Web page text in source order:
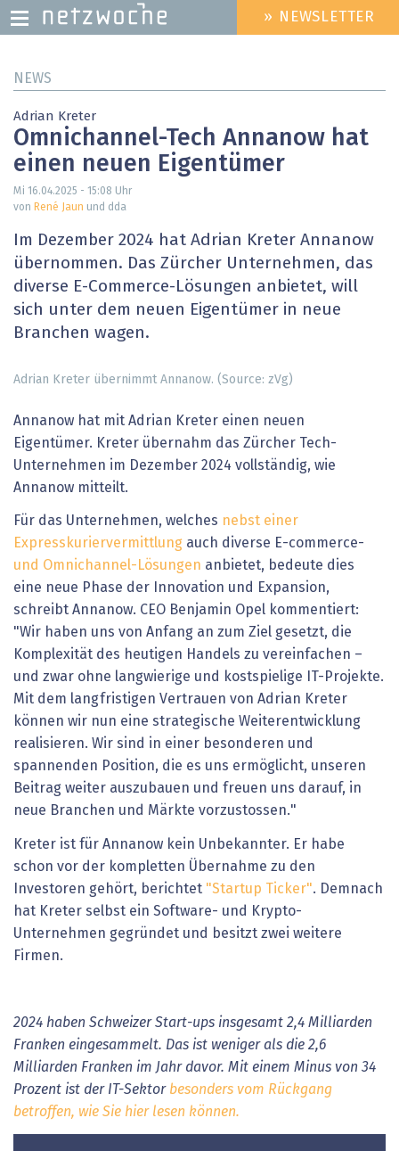
zum
HEADER
MENU
» NEWSLETTER
NEWS
Adrian Kreter
Omnichannel-Tech Annanow hat
einen neuen Eigentümer
Mi 16.04.2025 - 15:08 Uhr
von René Jaun und dda
Im Dezember 2024 hat Adrian Kreter Annanow
übernommen. Das Zürcher Unternehmen, das
diverse E-Commerce-Lösungen anbietet, will
sich unter dem neuen Eigentümer in neue
Branchen wagen.
Adrian Kreter übernimmt Annanow. (Source: zVg)
Annanow hat mit Adrian Kreter einen neuen
Eigentümer. Kreter übernahm das Zürcher Tech-
Unternehmen im Dezember 2024 vollständig, wie
Annanow mitteilt.
Für das Unternehmen, welches nebst einer
Expresskuriervermittlung auch diverse E-commerce-
und Omnichannel-Lösungen anbietet, bedeute dies
eine neue Phase der Innovation und Expansion,
schreibt Annanow. CEO Benjamin Opel kommentiert:
"Wir haben uns von Anfang an zum Ziel gesetzt, die
Komplexität des heutigen Handels zu vereinfachen –
und zwar ohne langwierige und kostspielige IT-Projekte.
Mit dem langfristigen Vertrauen von Adrian Kreter
können wir nun eine strategische Weiterentwicklung
realisieren. Wir sind in einer besonderen und
spannenden Position, die es uns ermöglicht, unseren
Beitrag weiter auszubauen und freuen uns darauf, in
neue Branchen und Märkte vorzustossen."
Kreter ist für Annanow kein Unbekannter. Er habe
schon vor der kompletten Übernahme zu den
Investoren gehört, berichtet "Startup Ticker". Demnach
hat Kreter selbst ein Software- und Krypto-
Unternehmen gegründet und besitzt zwei weitere
Firmen.
2024 haben Schweizer Start-ups insgesamt 2,4 Milliarden
Franken eingesammelt. Das ist weniger als die 2,6
Milliarden Franken im Jahr davor. Mit einem Minus von 34
Prozent ist der IT-Sektor besonders vom Rückgang
betroffen, wie Sie hier lesen können.